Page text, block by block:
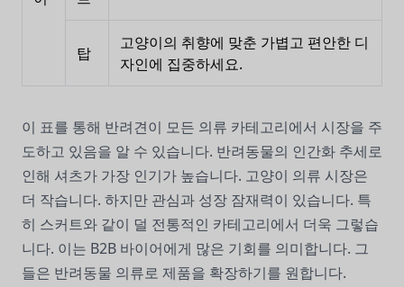
탑
고양이의 취향에 맞춘 가볍고 편안한 디
자인에 집중하세요.
이 표를 통해 반려견이 모든 의류 카테고리에서 시장을 주
도하고 있음을 알 수 있습니다. 반려동물의 인간화 추세로
인해 셔츠가 가장 인기가 높습니다. 고양이 의류 시장은
더 작습니다. 하지만 관심과 성장 잠재력이 있습니다. 특
히 스커트와 같이 덜 전통적인 카테고리에서 더욱 그렇습
니다. 이는 B2B 바이어에게 많은 기회를 의미합니다. 그
들은 반려동물 의류로 제품을 확장하기를 원합니다.